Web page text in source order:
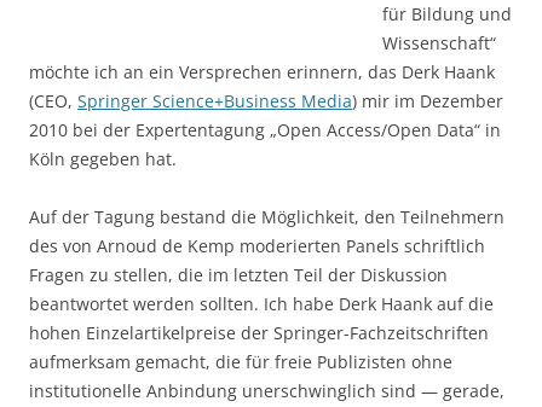
für Bildung und
Wissenschaft“
möchte ich an ein Versprechen erinnern, das Derk Haank
(CEO, Springer Science+Business Media) mir im Dezember
2010 bei der Expertentagung „Open Access/Open Data“ in
Köln gegeben hat.
Auf der Tagung bestand die Möglichkeit, den Teilnehmern
des von Arnoud de Kemp moderierten Panels schriftlich
Fragen zu stellen, die im letzten Teil der Diskussion
beantwortet werden sollten. Ich habe Derk Haank auf die
hohen Einzelartikelpreise der Springer-Fachzeitschriften
aufmerksam gemacht, die für freie Publizisten ohne
institutionelle Anbindung unerschwinglich sind — gerade,